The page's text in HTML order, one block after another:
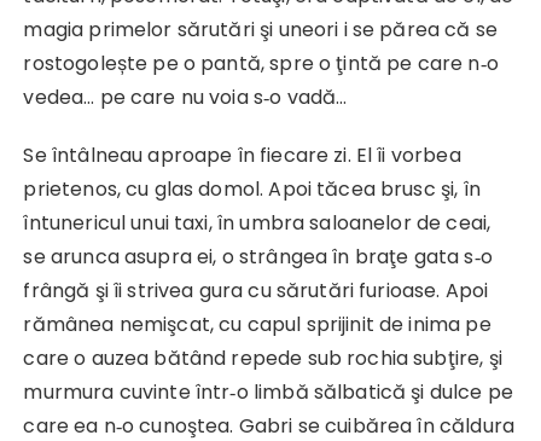
magia primelor sărutări şi uneori i se părea că se
rostogolește pe o pantă, spre o ţintă pe care n‑o
vedea… pe care nu voia s‑o vadă…
Se întâlneau aproape în fiecare zi. El îi vorbea
prietenos, cu glas domol. Apoi tăcea brusc şi, în
întunericul unui taxi, în umbra saloanelor de ceai,
se arunca asupra ei, o strângea în braţe gata s‑o
frângă şi îi strivea gura cu sărutări furioase. Apoi
rămânea nemişcat, cu capul sprijinit de inima pe
care o auzea bătând repede sub rochia subţire, şi
murmura cuvinte într‑o limbă sălbatică şi dulce pe
care ea n‑o cunoştea. Gabri se cuibărea în căl­dura